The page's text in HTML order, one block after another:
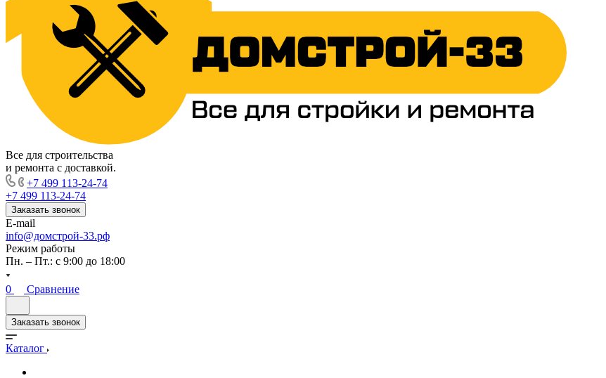
Все для строительства
и ремонта с доставкой.
+7 499 113-24-74
+7 499 113-24-74
Заказать звонок
E-mail
info@домстрой-33.рф
Режим работы
Пн. – Пт.: с 9:00 до 18:00
0 Сравнение
Заказать звонок
Каталог